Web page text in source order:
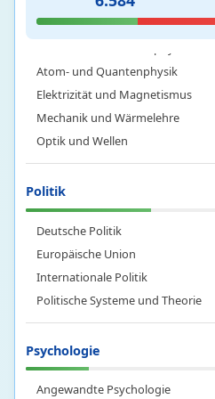
Atom- und Quantenphysik
Elektrizität und Magnetismus
Mechanik und Wärmelehre
Optik und Wellen
Politik
Deutsche Politik
Europäische Union
Internationale Politik
Politische Systeme und Theorie
Psychologie
Angewandte Psychologie